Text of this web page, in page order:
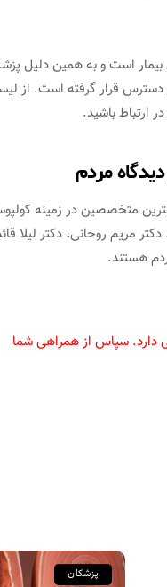
است و به همین دلیل
قرار گرفته است. از
ارتباط باشید.
مردم
متخصصین در زمینه
مریم روحانی، دکتر لیلا
هستند.
دارد. سپاس از همراهی شما
پزشکان